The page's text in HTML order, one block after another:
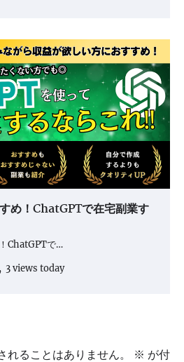
め！ChatGPTで在宅副業す
ChatGPTで…
3 views today
れることはありません。 ※ が付